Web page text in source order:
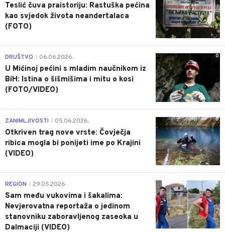
Teslić čuva praistoriju: Rastuška pećina
kao svjedok života neandertalaca
(FOTO)
0
DRUŠTVO 06.06.2026.
U Mićinoj pećini s mladim naučnikom iz
BiH: Istina o šišmišima i mitu o kosi
(FOTO/VIDEO)
0
ZANIMLJIVOSTI 05.06.2026.
Otkriven trag nove vrste: Čovječja
ribica mogla bi ponijeti ime po Krajini
(VIDEO)
0
REGION 29.05.2026.
Sam među vukovima i šakalima:
Nevjerovatna reportaža o jedinom
stanovniku zaboravljenog zaseoka u
Dalmaciji (VIDEO)